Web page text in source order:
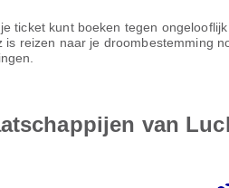
ticket kunt boeken tegen
reizen naar je droombestemming
van